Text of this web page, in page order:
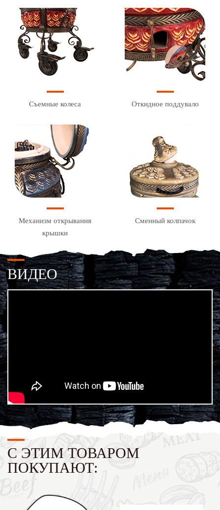
Съемные колеса Откидное поддувало
Механизм открывания
крышки
Сменный колпачок
ВИДЕО
С ЭТИМ ТОВАРОМ
ПОКУПАЮТ: